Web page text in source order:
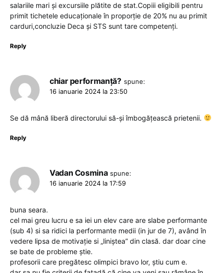
salariile mari și excursiile plătite de stat.Copiii eligibili pentru
primit tichetele educaționale în proporție de 20% nu au primit
carduri,concluzie Deca și STS sunt tare competenți.
Reply
chiar performanță? spune:
16 ianuarie 2024 la 23:50
Se dă mână liberă directorului să-și îmbogățească prietenii.
Reply
Vadan Cosmina spune:
16 ianuarie 2024 la 17:59
buna seara.
cel mai greu lucru e sa iei un elev care are slabe performante
(sub 4) si sa ridici la performante medii (in jur de 7), având în
vedere lipsa de motivație si „liniștea” din clasă. dar doar cine
se bate de probleme știe.
profesorii care pregătesc olimpici bravo lor, știu cum e.